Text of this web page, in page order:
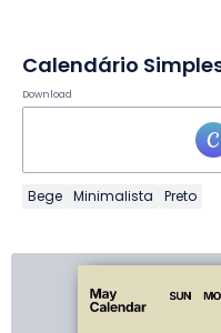
Download
Bege Minimalista Preto